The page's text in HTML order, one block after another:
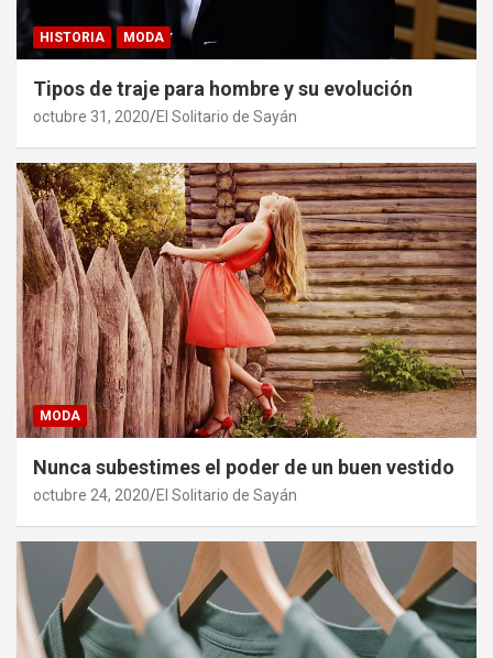
HISTORIA MODA
Tipos de traje para hombre y su evolución
octubre 31, 2020 El Solitario de Sayán
MODA
Nunca subestimes el poder de un buen vestido
octubre 24, 2020 El Solitario de Sayán